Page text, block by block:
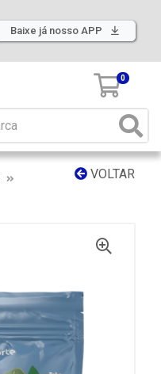
Baixe já nosso APP
0
VOLTAR